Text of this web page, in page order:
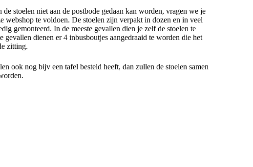
de stoelen niet aan de postbode gedaan kan worden, vragen we je
webshop te voldoen. De stoelen zijn verpakt in dozen en in veel
gemonteerd. In de meeste gevallen dien je zelf de stoelen te
gevallen dienen er 4 inbusboutjes aangedraaid te worden die het
zitting.
ook nog bijv een tafel besteld heeft, dan zullen de stoelen samen